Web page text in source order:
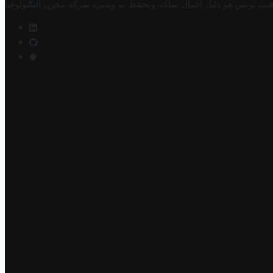
تونس هو دليل أعمال تملكه وتحتفظ به وتديره شركة مخزن التكنولوجيا